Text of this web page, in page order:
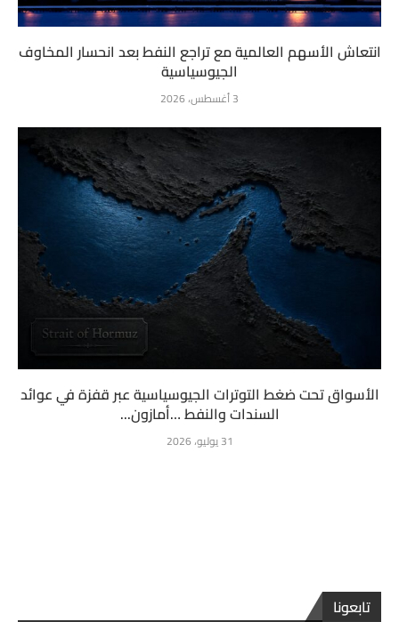
انتعاش الأسهم العالمية مع تراجع النفط بعد انحسار المخاوف
الجيوسياسية
3 أغسطس، 2026
الأسواق تحت ضغط التوترات الجيوسياسية عبر قفزة في عوائد
السندات والنفط …أمازون...
31 يوليو، 2026
تابعونا